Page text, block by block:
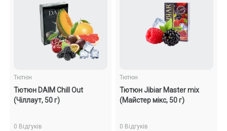
Тютюн
Тютюн DAIM Chill Out
(Чіллаут, 50 г)
0 Відгуків
Тютюн
Тютюн Jibiar Master mix
(Майстер мікс, 50 ​​г)
0 Відгуків